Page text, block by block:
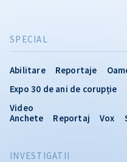
INVESTIGATII
SPECIAL
Abilitare Reportaje
Expo 30 de ani de corupție
Video
Anchete
Reportaj Vox